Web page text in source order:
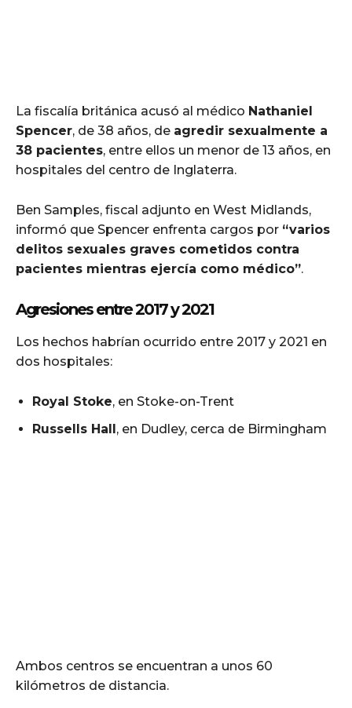
La fiscalía británica acusó al médico Nathaniel
Spencer, de 38 años, de agredir sexualmente a
38 pacientes, entre ellos un menor de 13 años, en
hospitales del centro de Inglaterra.
Ben Samples, fiscal adjunto en West Midlands,
informó que Spencer enfrenta cargos por “varios
delitos sexuales graves cometidos contra
pacientes mientras ejercía como médico”.
Agresiones entre 2017 y 2021
Los hechos habrían ocurrido entre 2017 y 2021 en
dos hospitales:
Royal Stoke, en Stoke-on-Trent
Russells Hall , en Dudley, cerca de Birmingham
Ambos centros se encuentran a unos 60
kilómetros de distancia.